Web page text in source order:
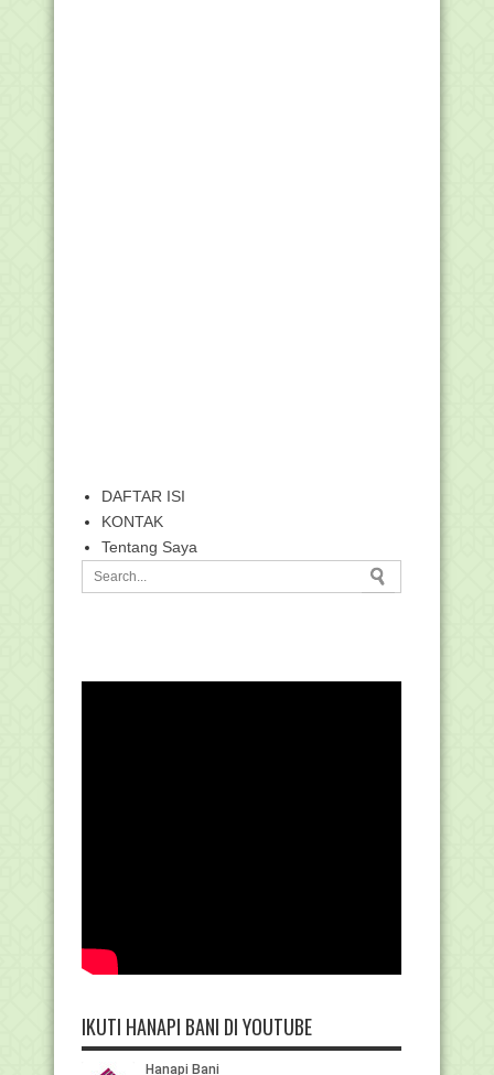
DAFTAR ISI
KONTAK
Tentang Saya
IKUTI HANAPI BANI DI YOUTUBE